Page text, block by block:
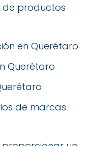
de productos
en Querétaro
Querétaro
de marcas